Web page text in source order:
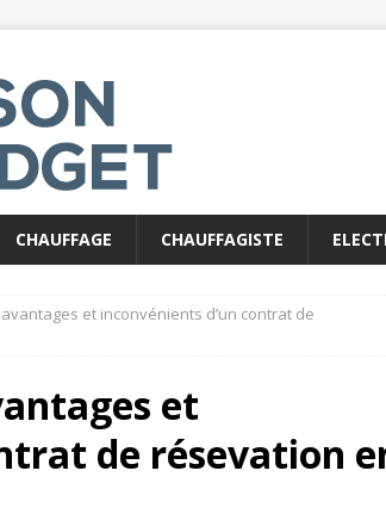
CHAUFFAGE CHAUFFAGISTE
et inconvénients d’un contrat de
et
de résevation